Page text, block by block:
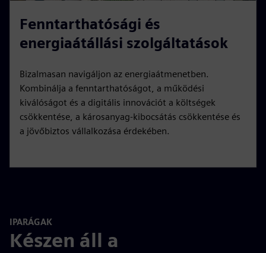
Fenntarthatósági és
energiaátállási szolgáltatások
Bizalmasan navigáljon az energiaátmenetben.
Kombinálja a fenntarthatóságot, a működési
kiválóságot és a digitális innovációt a költségek
csökkentése, a károsanyag-kibocsátás csökkentése és
a jövőbiztos vállalkozása érdekében.
IPARÁGAK
Készen áll a